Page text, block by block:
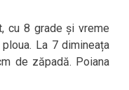
cu 8 grade și vreme
La 7 dimineața
de zăpadă. Poiana